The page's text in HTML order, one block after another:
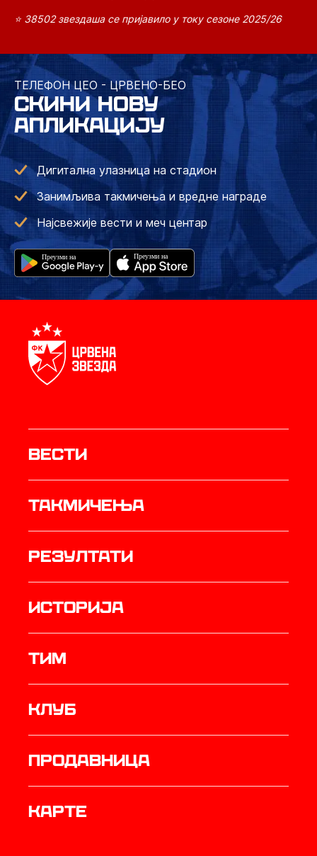
⭐ 38502 звездаша се пријавило у току сезоне 2025/26
ТЕЛЕФОН ЦЕО - ЦРВЕНО-БЕО
СКИНИ НОВУ
АПЛИКАЦИЈУ
Дигитална улазница на стадион
Занимљива такмичења и вредне награде
Најсвежије вести и меч центар
Вести
Такмичења
резултати
историја
ТИМ
Клуб
продавница
Карте